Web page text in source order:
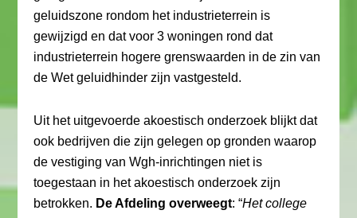
geluidszone rondom het industrieterrein is
gewijzigd en dat voor 3 woningen rond dat
industrieterrein hogere grenswaarden in de zin van
de Wet geluidhinder zijn vastgesteld.
Uit het uitgevoerde akoestisch onderzoek blijkt dat
ook bedrijven die zijn gelegen op gronden waarop
de vestiging van Wgh-inrichtingen niet is
toegestaan in het akoestisch onderzoek zijn
betrokken. De Afdeling overweegt: “Het college